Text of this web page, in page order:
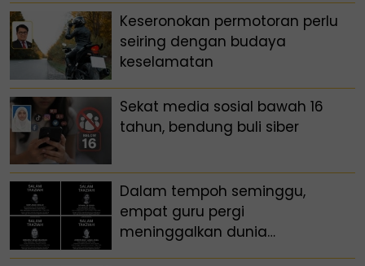
Keseronokan permotoran perlu
seiring dengan budaya
keselamatan
Sekat media sosial bawah 16
tahun, bendung buli siber
Dalam tempoh seminggu,
empat guru pergi
meninggalkan dunia